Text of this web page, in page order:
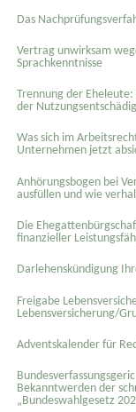
Das
Vertrag unwirksam
Sprachkenntnisse
Trennung der
der
Was sich im
Unternehmen jetzt
Anhörungsbogen bei
ausfüllen und wie
Die
finanzieller
Darlehenskündigung
Freigabe
Lebensversicherung/
Adventskalender für
Bekanntwerden der
„Bundeswahlgesetz